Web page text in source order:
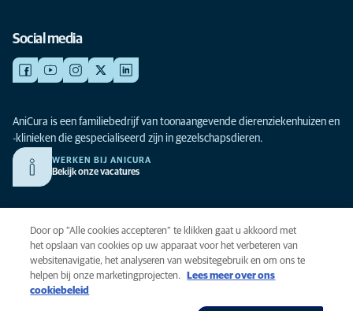
Social media
AniCura is een familiebedrijf van toonaangevende dierenziekenhuizen en
-klinieken die gespecialiseerd zijn in gezelschapsdieren.
WERKEN BIJ ANICURA
Bekijk onze vacatures
Privacy
Algemene voorwaarden
Cookies
Toegankelijkheid
Door op “Alle cookies accepteren” te klikken gaat u akkoord met
het opslaan van cookies op uw apparaat voor het verbeteren van
websitenavigatie, het analyseren van websitegebruik en om ons te
helpen bij onze marketingprojecten.
Lees meer over ons
cookiebeleid